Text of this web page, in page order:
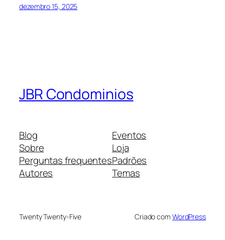
dezembro 15, 2025
JBR Condominios
Blog
Sobre
Perguntas frequentes
Autores
Eventos
Loja
Padrões
Temas
Twenty Twenty-Five Criado com WordPress